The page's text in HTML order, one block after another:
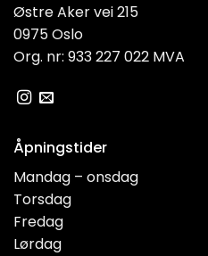
Østre Aker vei 215
0975 Oslo
Org. nr: 933 227 022 MVA
Åpningstider
Mandag – onsdag
Torsdag
Fredag
Lørdag